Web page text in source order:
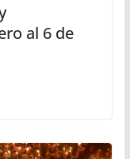
al 6 de